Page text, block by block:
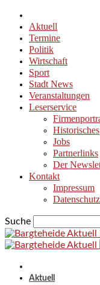
Aktuell
Termine
Politik
Wirtschaft
Sport
Stadt News
Veranstaltungen
Leserservice
Historisches
Jobs
Partnerlinks
Der
Kontakt
Impressum
Suche
Aktuell